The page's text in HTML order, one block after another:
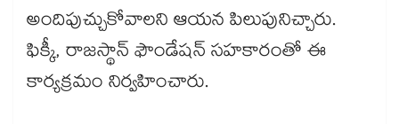
అందిపుచ్చుకోవాలని ఆయన పిలుపునిచ్చారు.
ఫిక్కీ, రాజస్థాన్ ఫౌండేషన్ సహకారంతో ఈ
కార్యక్రమం నిర్వహించారు.